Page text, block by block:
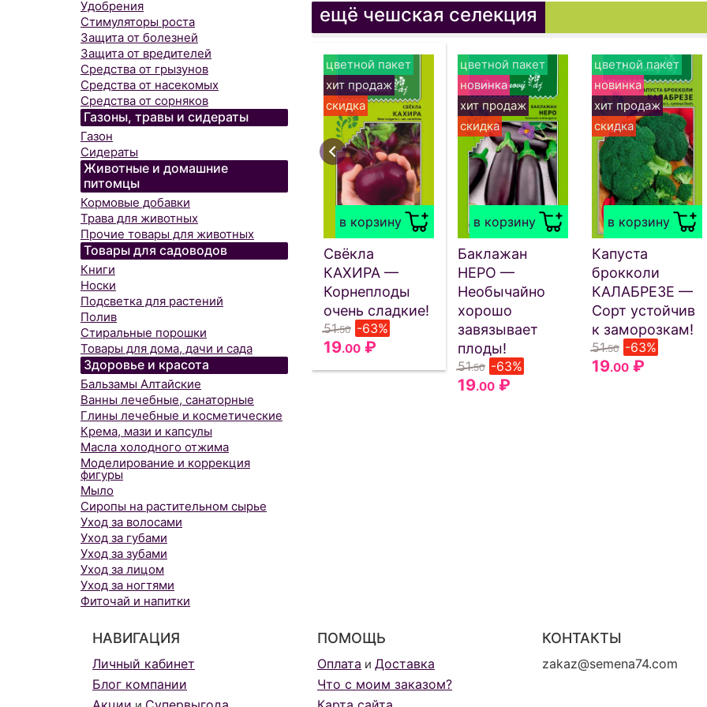
Удобрения
Стимуляторы роста
Защита от болезней
Защита от вредителей
Средства от грызунов
Средства от насекомых
Средства от сорняков
Газоны, травы и сидераты
Газон
Сидераты
Животные и домашние
питомцы
Кормовые добавки
Трава для животных
Прочие товары для животных
Товары для садоводов
Книги
Носки
Подсветка для растений
Полив
Стиральные порошки
Товары для дома, дачи и сада
Здоровье и красота
Бальзамы Алтайские
Ванны лечебные, санаторные
Глины лечебные и косметические
Крема, мази и капсулы
Масла холодного отжима
Моделирование и коррекция
фигуры
Мыло
Сиропы на растительном сырье
Уход за волосами
Уход за губами
Уход за зубами
Уход за лицом
Уход за ногтями
Фиточай и напитки
ещё чешская селекция
в корзину
цветной пакет
хит продаж
скидка
Свёкла
КАХИРА —
Корнеплоды
очень сладкие!
51.50 -63%
19.00₽
в корзину
цветной пакет
новинка
хит продаж
скидка
Баклажан
НЕРО —
Необычайно
хорошо
завязывает
плоды!
51.50 -63%
19.00₽
в корзину
цветной пакет
новинка
хит продаж
скидка
Капуста
брокколи
КАЛАБРЕЗЕ —
Сорт устойчив
к заморозкам!
51.50 -63%
19.00₽
НАВИГАЦИЯ
Личный кабинет
Блог компании
ПОМОЩЬ
Оплата и Доставка
Что с моим заказом?
КОНТАКТЫ
zakaz@semena74.com